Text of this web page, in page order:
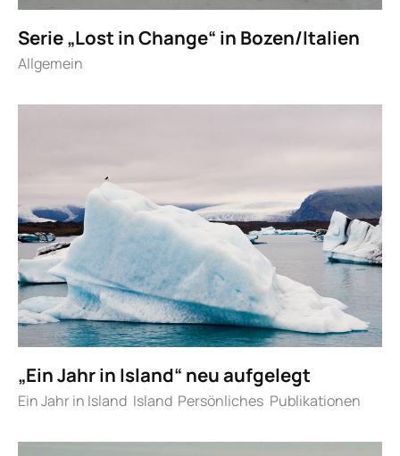
Serie „Lost in Change“ in Bozen/Italien
Allgemein
„Ein Jahr in Island“ neu aufgelegt
Ein Jahr in Island Island Persönliches Publikationen